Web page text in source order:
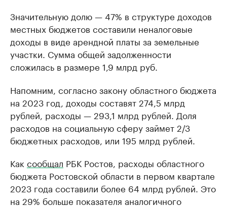
Значительную долю — 47% в структуре доходов
местных бюджетов составили неналоговые
доходы в виде арендной платы за земельные
участки. Сумма общей задолженности
сложилась в размере 1,9 млрд руб.
Напомним, согласно закону областного бюджета
на 2023 год, доходы составят 274,5 млрд
рублей, расходы — 293,1 млрд рублей. Доля
расходов на социальную сферу займет 2/3
бюджетных расходов, или 195 млрд рублей.
Как сообщал РБК Ростов, расходы областного
бюджета Ростовской области в первом квартале
2023 года составили более 64 млрд рублей. Это
на 29% больше показателя аналогичного